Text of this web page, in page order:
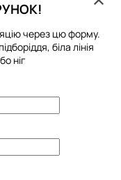
30 хв
15 хв
через цю форму.
біла лінія
ніг